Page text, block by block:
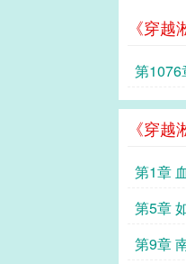
《穿
第1076
《穿
第1章
第5章
第9章